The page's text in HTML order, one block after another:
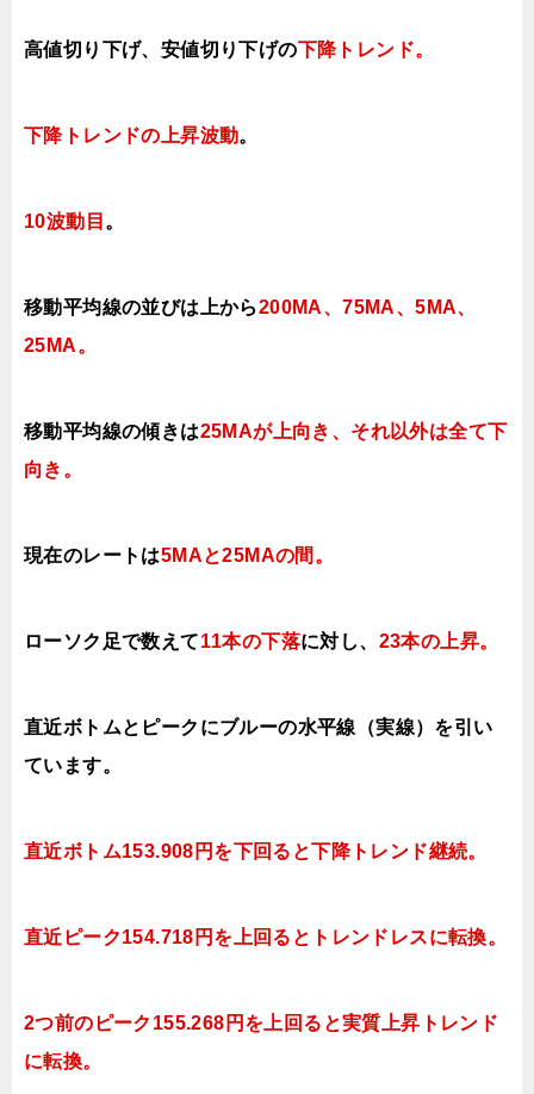
高値切り下げ、安値切り下げの 下降トレンド。
下降トレンドの上昇波動。
10波動目 。
移動平均線の並びは上から200MA、75MA、5MA、
25MA。
移動平均線の傾きは25MAが上向き、それ以外は全て下
向き 。
現在のレートは5MAと25MAの間 。
ローソク足で数えて11本の下落に対し、 23本の上昇。
直近ボトムとピークにブルーの水平線（実線）を引い
ています。
直近ボトム153.908円を下回ると下降トレンド継続。
直近ピーク154.718円を上回ると トレンドレスに転換。
2つ前のピーク155.268円を上回ると実質上昇トレンド
に転換。